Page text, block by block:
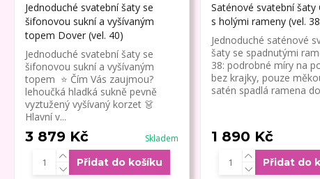
Jednoduché svatební šaty se
šifonovou sukní a vyšívaným
topem Dover (vel. 40)
Jednoduché svatební šaty se
šifonovou sukní a vyšívaným
topem ⭐ Čím Vás zaujmou?
lehoučká hladká sukně pevně
vyztužený vyšívaný korzet 👗
Hlavní v...
3 879 Kč Skladem
Přidat do košíku
Saténové svatební šaty
s holými rameny (vel.
Jednoduché saténové
šaty se spadnutými
38: podrobné míry na
bez krajky, pouze
satén spadlá ramena
1 890 Kč
Přidat do